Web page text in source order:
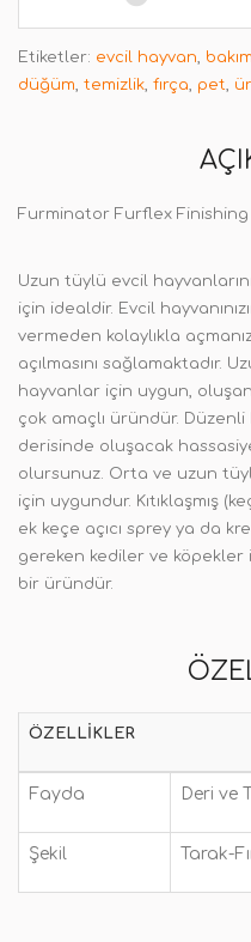
Etiketler: evcil hayvan, bakım
düğüm, temizlik, fırça, pet,
Furminator Furflex Finishing
Uzun tüylü evcil
için idealdir. Evcil
vermeden kolaylıkla
açılmasını sağlamaktadır.
hayvanlar için uygun,
çok amaçlı üründür. Düzenli
derisinde oluşacak
olursunuz. Orta ve uzun
için uygundur. Kıtıklaşmış
ek keçe açıcı sprey ya da
gereken kediler ve köpekler
bir üründür.
ÖZELLIKLER
Fayda Deri ve
Şekil Tarak-